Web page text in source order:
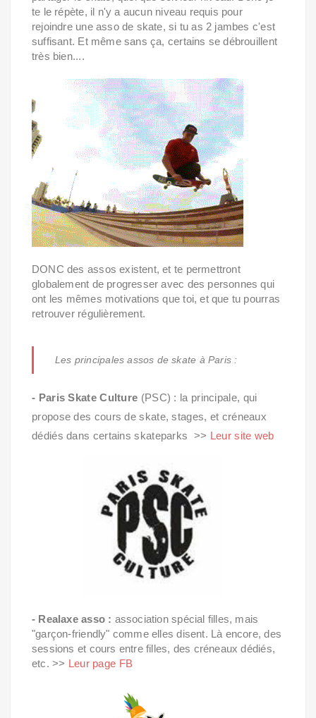
te le répète, il n'y a aucun niveau requis pour
rejoindre une asso de skate, si tu as 2 jambes c'est
suffisant. Et même sans ça, certains se débrouillent
très bien....
DONC des assos existent, et te permettront
globalement de progresser avec des personnes qui
ont les mêmes motivations que toi, et que tu pourras
retrouver régulièrement.
Les principales assos de skate à Paris :
- Paris Skate Culture (PSC) : la principale, qui
propose des cours de skate, stages, et créneaux
dédiés dans certains skateparks >> Leur site web
- Realaxe asso : association spécial filles, mais
"garçon-friendly" comme elles disent. Là encore, des
sessions et cours entre filles, des créneaux dédiés,
etc. >> Leur page FB